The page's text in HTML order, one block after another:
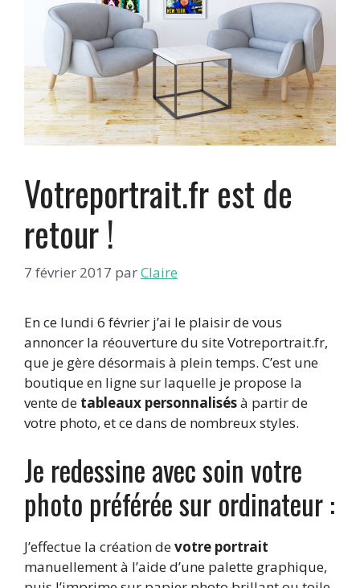
Votreportrait.fr est de
retour !
7 février 2017 parClaire
En ce lundi 6 février j’ai le plaisir de vous
annoncer la réouverture du site Votreportrait.fr,
que je gère désormais à plein temps. C’est une
boutique en ligne sur laquelle je propose la
vente de tableaux personnalisésà partir de
votre photo, et ce dans de nombreux styles.
Je redessine avec soin votre
photo préférée sur ordinateur :
J’effectue la création devotre portrait
manuellement à l’aide d’une palette graphique,